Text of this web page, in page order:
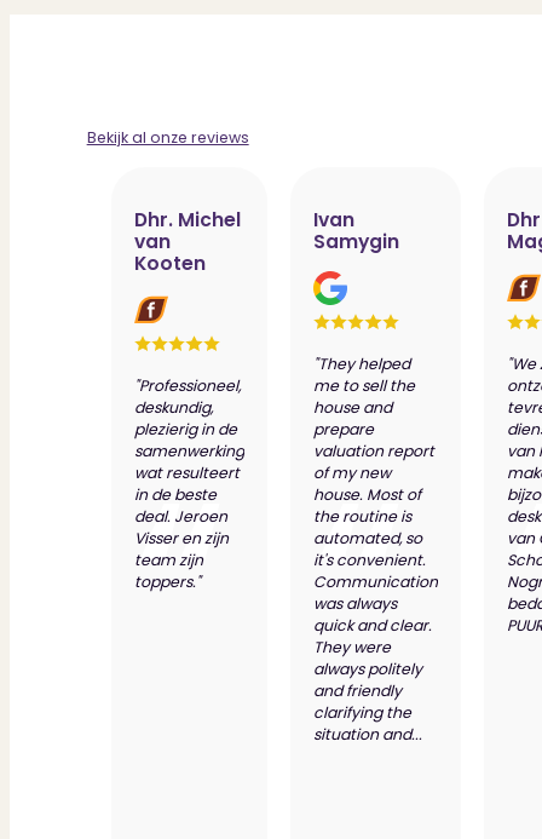
* The ‘non-occupancy clause’ applies
Bekijk al onze reviews
Dhr. Michel
van
Kooten
"Professioneel,
deskundig,
plezierig in de
samenwerking
wat resulteert
in de beste
deal. Jeroen
Visser en zijn
team zijn
toppers."
Ivan
Samygin
"They helped
me to sell the
house and
prepare
valuation report
of my new
house. Most of
the routine is
automated, so
it's convenient.
Communication
was always
quick and clear.
They were
always politely
and friendly
clarifying the
situation and...
"We
van
van